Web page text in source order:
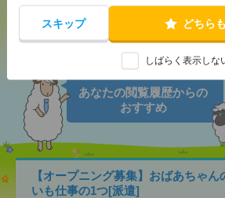
スキップ どちら
しばらく表示しな
シェア ツイート
あなたの閲覧履歴からの
おすすめ
【オープニング募集】おばあちゃ
いも仕事の1つ[派遣]